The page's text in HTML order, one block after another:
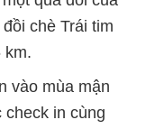
chè Trái tim
km.
vào mùa mận
in cùng